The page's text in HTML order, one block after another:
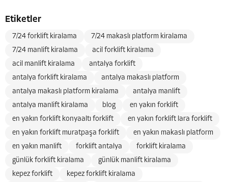
Etiketler
7/24 forklift kiralama
7/24 makaslı platform kiralama
7/24 manlift kiralama
acil forklift kiralama
acil manlift kiralama
antalya forklift
antalya forklift kiralama
antalya makaslı platform
antalya makaslı platform kiralama
antalya manlift
antalya manlift kiralama
blog
en yakın forklift
en yakın forklift konyaaltı forklift
en yakın forklift lara forklift
en yakın forklift muratpaşa forklift
en yakın makaslı platform
en yakın manlift
forklift antalya
forklift kiralama
günlük forklift kiralama
günlük manlift kiralama
kepez forklift
kepez forklift kiralama